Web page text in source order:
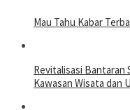
Mau Tahu Kabar
Revitalisasi Bantaran
Kawasan Wisata dan